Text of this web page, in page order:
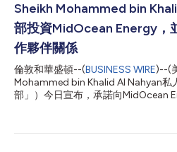
Sheikh Mohammed bin
部投資MidOcean Energy，
作夥伴關係
倫敦和華盛頓--(BUSINESS WIRE)--(
Mohammed bin Khalid Al Nahyan私
部」）今日宣布，承諾向MidOcean
EIG建立了策略性合作夥伴關係，重